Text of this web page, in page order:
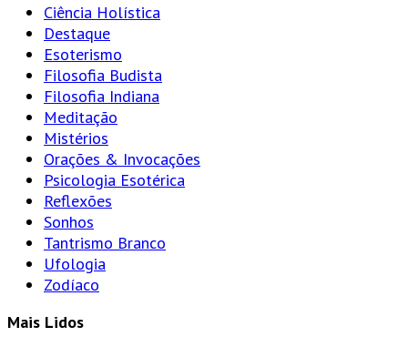
Ciência Holística
Destaque
Esoterismo
Filosofia Budista
Filosofia Indiana
Meditação
Mistérios
Orações & Invocações
Psicologia Esotérica
Reflexões
Sonhos
Tantrismo Branco
Ufologia
Zodíaco
Mais Lidos